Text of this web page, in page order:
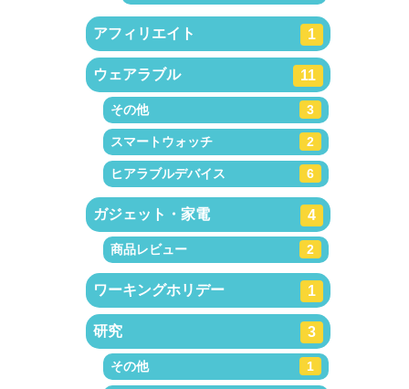
アフィリエイト 1
ウェアラブル 11
その他 3
スマートウォッチ 2
ヒアラブルデバイス 6
ガジェット・家電 4
商品レビュー 2
ワーキングホリデー 1
研究 3
その他 1